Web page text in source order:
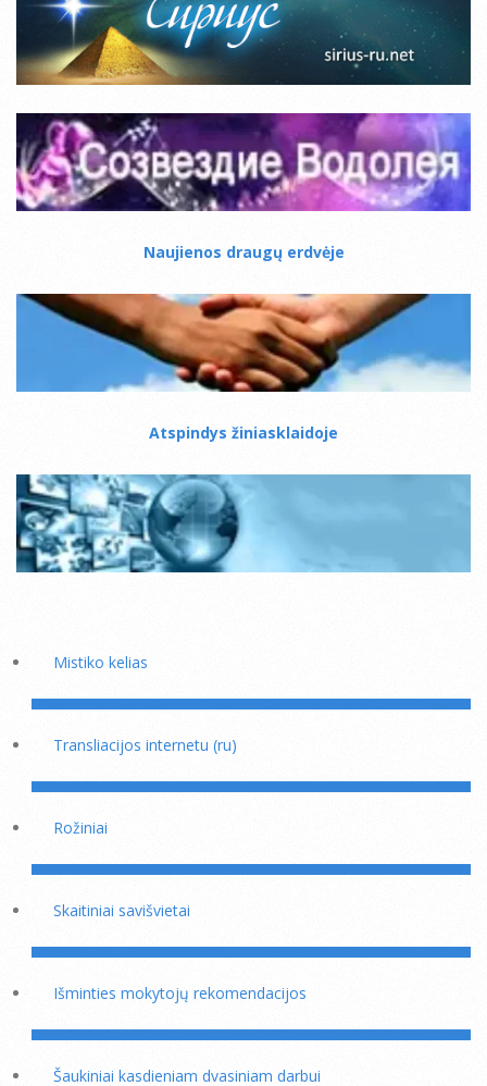
Naujienos draugų erdvėje
Atspindys žiniasklaidoje
Mistiko kelias
Transliacijos internetu (ru)
Rožiniai
Skaitiniai savišvietai
Išminties mokytojų rekomendacijos
Šaukiniai kasdieniam dvasiniam darbui